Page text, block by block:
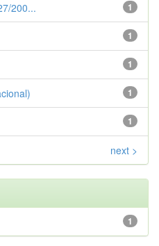
1
200...
1
1
1
1
next >
1